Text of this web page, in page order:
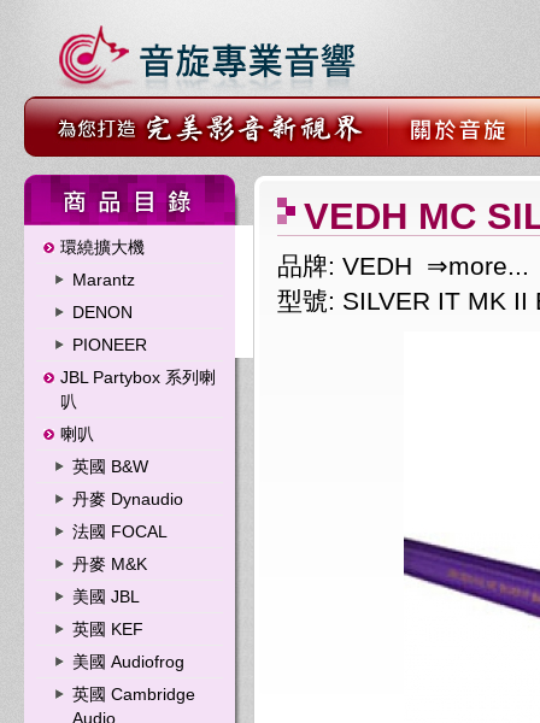
環繞擴大機
Marantz
DENON
PIONEER
JBL Partybox 系列喇
叭
喇叭
英國 B&W
丹麥 Dynaudio
法國 FOCAL
丹麥 M&K
美國 JBL
英國 KEF
美國 Audiofrog
英國 Cambridge
Audio
VEDH MC
品牌: VEDH
⇒more...
型號: SILVER IT MK II